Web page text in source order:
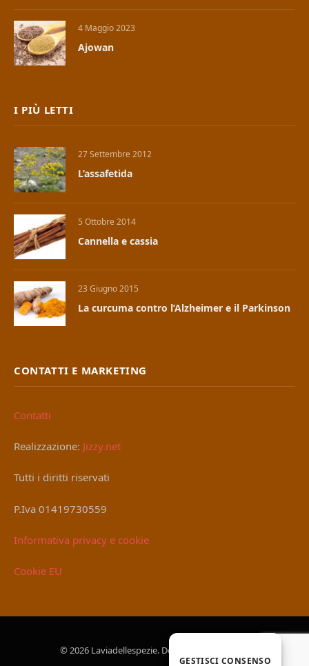
4 Maggio 2023
Ajowan
I PIÙ LETTI
27 Settembre 2012
L’assafetida
5 Ottobre 2014
Cannella e cassia
23 Giugno 2015
La curcuma contro l’Alzheimer e il Parkinson
CONTATTI E MARKETING
Contatti
Realizzazione: Jizzy.net
Tutti i diritti riservati
P.Iva 01419730559
Informativa privacy e cookie
Cookie EU
© 2026 Laviadellespezie. Designed by
GESTISCI CONSENSO